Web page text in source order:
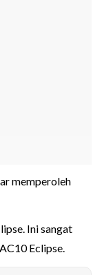
memperoleh
Ini sangat
Eclipse.